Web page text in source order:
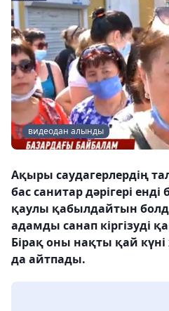
видеодан алынды
Ақыры саудагерлердің
бас санитар дәрігері
қаулы қабылдайтын
адамды санап кіргізуді
Бірақ оны нақты қай
да айтпады.